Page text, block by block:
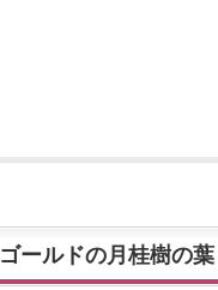
ゴールドの月桂樹の